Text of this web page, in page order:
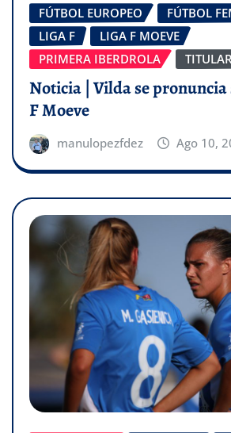
FÚTBOL EUROPEO
FÚTBOL
LIGA F
LIGA F MOEVE
PRIMERA IBERDROLA
Noticia | Vilda se pronuncia
F Moeve
manulopezfdez Ago 10,